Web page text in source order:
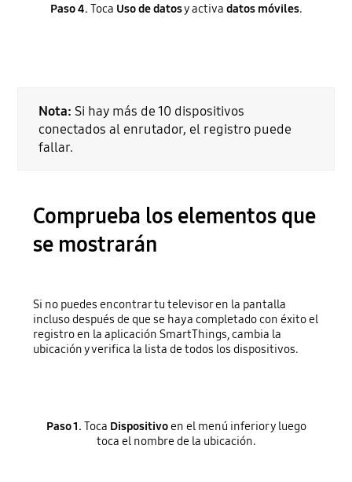
Paso 4. Toca Uso de datosy activa datos móviles.
Nota: Si hay más de 10 dispositivos
conectados al enrutador, el registro puede
fallar.
Comprueba los elementos que
se mostrarán
Si no puedes encontrar tu televisor en la pantalla
incluso después de que se haya completado con éxito el
registro en la aplicación SmartThings, cambia la
ubicación y verifica la lista de todos los dispositivos.
Paso 1. Toca Dispositivoen el menú inferior y luego
toca el nombre de la ubicación.